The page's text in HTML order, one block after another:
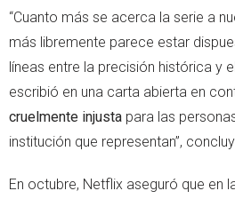
“Cuanto más se acerca la serie a
más libremente parece estar
líneas entre la precisión histórica y
escribió en una carta abierta en
cruelmente injusta para las
institución que representan”,
En octubre, Netflix aseguró que en